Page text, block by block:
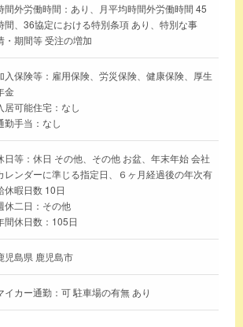
間外労働時間：あり、月平均時間外労働時間 45
間、36協定における特別条項 あり、特別な事
・期間等 受注の増加
入保険等：雇用保険、労災保険、健康保険、厚生
金
居可能住宅：なし
勤手当：なし
日等：休日 その他、その他 お盆、年末年始 会社
レンダーに準じる指定日、６ヶ月経過後の年次有
休暇日数 10日
休二日：その他
間休日数：105日
児島県 鹿児島市
イカー通勤：可 駐車場の有無 あり